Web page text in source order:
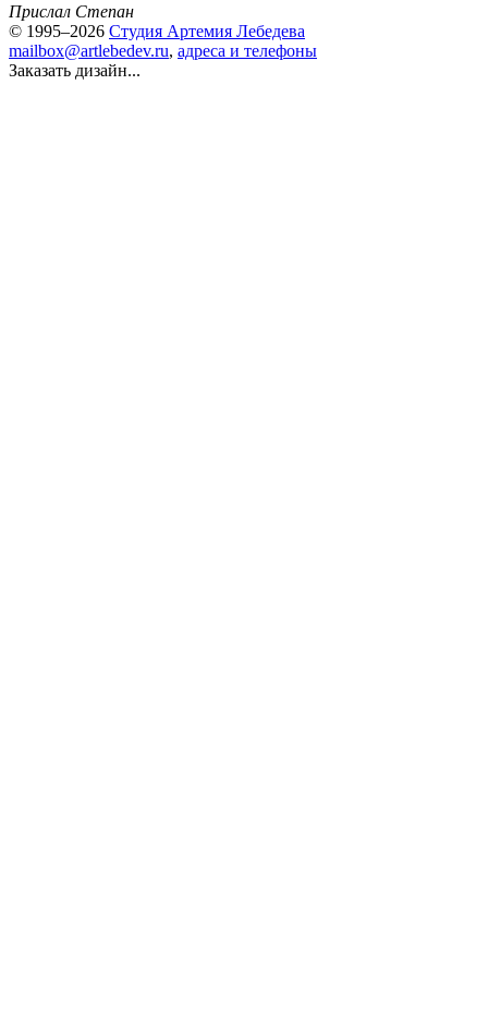
Прислал Степан
© 1995–2026 Студия Артемия Лебедева
mailbox@artlebedev.ru, адреса и телефоны
Заказать дизайн...